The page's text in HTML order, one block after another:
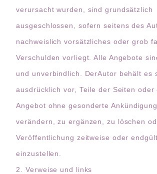
verursacht wurden, sind grundsätzlich
ausgeschlossen, sofern seitens des
nachweislich vorsätzliches oder grob
Verschulden vorliegt. Alle Angebote
und unverbindlich. DerAutor behält es
ausdrücklich vor, Teile der Seiten oder
Angebot ohne gesonderte
verändern, zu ergänzen, zu löschen
Veröffentlichung zeitweise oder
einzustellen.
2. Verweise und links